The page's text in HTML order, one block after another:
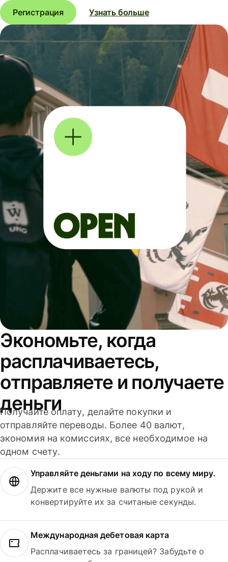
Регистрация
Узнать больше
Экономьте, когда
расплачиваетесь,
отправляете и получаете
деньги
Получайте оплату, делайте покупки и
отправляйте переводы. Более 40 валют,
экономия на комиссиях, все необходимое на
одном счету.
Управляйте деньгами на ходу по всему миру.
Держите все нужные валюты под рукой и
конвертируйте их за считаные секунды.
Международная дебетовая карта
Расплачиваетесь за границей? Забудьте о